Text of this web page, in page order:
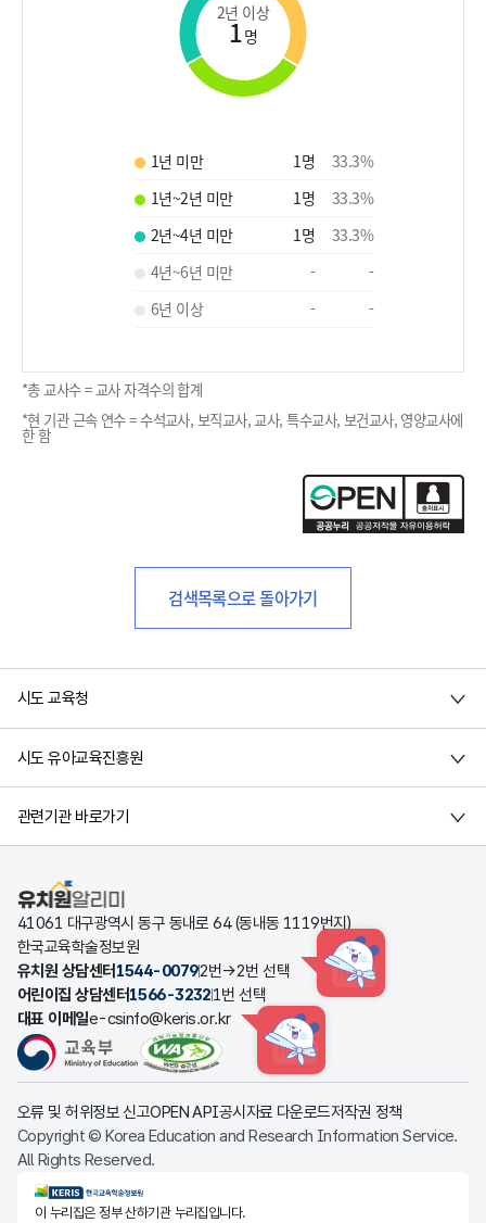
2년 이상
1명
1년 미만 1명 33.3%
1년~2년 미만
1명 33.3%
2년~4년 미만
1명 33.3%
4년~6년 미만
-
-
6년 이상
- -
*총 교사수 = 교사 자격수의 합계
*현 기관 근속 연수 = 수석교사, 보직교사, 교사, 특수교사, 보건교사, 영양교사에
한 함
검색목록으로 돌아가기
시도 교육청
시도 유아교육진흥원
관련기관 바로가기
유치원알리미
41061 대구광역시 동구 동내로 64 (동내동 1119번지)
한국교육학술정보원
유치원 상담센터 1544-00792번→2번 선택 HINT
어린이집 상담센터1566-32321번 선택
대표 이메일e-csinfo@keris.or.kr
HINT
오류 및 허위정보 신고OPEN API공시자료 다운로드저작권 정책
Copyright © Korea Education and Research Information Service.
All Rights Reserved.
KERIS한국교육학술정보원
이 누리집은 정부 산하기관 누리집입니다.